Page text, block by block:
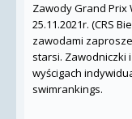
Zawody Grand Prix
25.11.2021r. (CRS
zawodami
starsi. Zawodniczki
wyścigach
swimrankings.